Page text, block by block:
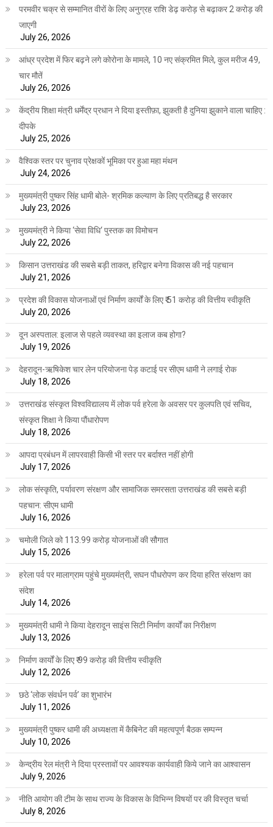
परमवीर चक्र से सम्मानित वीरों के लिए अनुग्रह राशि डेढ़ करोड़ से बढ़ाकर 2 करोड़ की
जाएगी
July 26, 2026
आंध्र प्रदेश में फिर बढ़ने लगे कोरोना के मामले, 10 नए संक्रमित मिले, कुल मरीज 49,
चार मौतें
July 26, 2026
केंद्रीय शिक्षा मंत्री धर्मेंद्र प्रधान ने दिया इस्तीफ़ा, झुकती है दुनिया झुकाने वाला चाहिए :
दीपके
July 25, 2026
वैश्विक स्तर पर चुनाव प्रेक्षकों भूमिका पर हुआ महा मंथन
July 24, 2026
मुख्यमंत्री पुष्कर सिंह धामी बोले- श्रमिक कल्याण के लिए प्रतिबद्ध है सरकार
July 23, 2026
मुख्यमंत्री ने किया ‘सेवा विधि‘ पुस्तक का विमोचन
July 22, 2026
किसान उत्तराखंड की सबसे बड़ी ताकत, हरिद्वार बनेगा विकास की नई पहचान
July 21, 2026
प्रदेश की विकास योजनाओं एवं निर्माण कार्यों के लिए ₹ 51 करोड़ की वित्तीय स्वीकृति
July 20, 2026
दून अस्पताल: इलाज से पहले व्यवस्था का इलाज कब होगा?
July 19, 2026
देहरादून-ऋषिकेश चार लेन परियोजना पेड़ कटाई पर सीएम धामी ने लगाई रोक
July 18, 2026
उत्तराखंड संस्कृत विश्वविद्यालय में लोक पर्व हरेला के अवसर पर कुलपति एवं सचिव,
संस्कृत शिक्षा ने किया पौंधारोपण
July 18, 2026
आपदा प्रबंधन में लापरवाही किसी भी स्तर पर बर्दाश्त नहीं होगी
July 17, 2026
लोक संस्कृति, पर्यावरण संरक्षण और सामाजिक समरसता उत्तराखंड की सबसे बड़ी
पहचान: सीएम धामी
July 16, 2026
चमोली जिले को 113.99 करोड़ योजनाओं की सौगात
July 15, 2026
हरेला पर्व पर मालाग्राम पहुंचे मुख्यमंत्री, सघन पौधरोपण कर दिया हरित संरक्षण का
संदेश
July 14, 2026
मुख्यमंत्री धामी ने किया देहरादून साइंस सिटी निर्माण कार्यों का निरीक्षण
July 13, 2026
निर्माण कार्यों के लिए ₹ 99 करोड़ की वित्तीय स्वीकृति
July 12, 2026
छठे ‘लोक संवर्धन पर्व’ का शुभारंभ
July 11, 2026
मुख्यमंत्री पुष्कर धामी की अध्यक्षता में कैबिनेट की महत्वपूर्ण बैठक सम्पन्न
July 10, 2026
केन्द्रीय रेल मंत्री ने दिया प्रस्तावों पर आवश्यक कार्यवाही किये जाने का आश्वासन
July 9, 2026
नीति आयोग की टीम के साथ राज्य के विकास के विभिन्न विषयों पर की विस्तृत चर्चा
July 8, 2026